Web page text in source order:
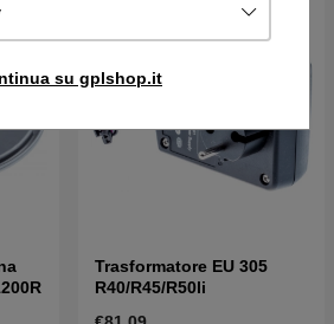
su gplshop.it
Trasformatore EU 305
R40/R45/R50li